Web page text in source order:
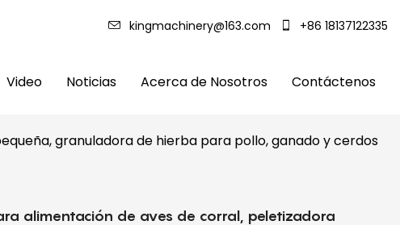
kingmachinery@163.com +86 18137122335
Video Noticias Acerca de Nosotros Contáctenos
granuladora de hierba para pollo, ganado y cerdos
alimentación de aves de corral, peletizadora